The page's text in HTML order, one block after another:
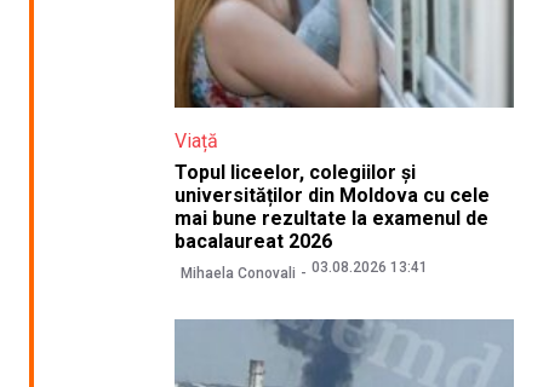
Viață
Topul liceelor, colegiilor și
universităților din Moldova cu cele
mai bune rezultate la examenul de
bacalaureat 2026
Mihaela Conovali 03.08.2026 13:41